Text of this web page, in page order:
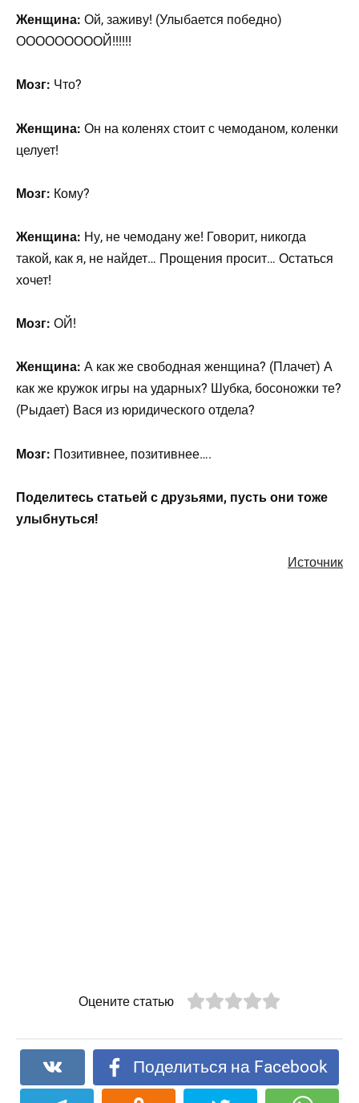
Женщина: Ой, заживу! (Улыбается победно)
ОООООООООЙ!!!!!!
Мозг: Что?
Женщина: Он на коленях стоит с чемоданом, коленки
целует!
Мозг: Кому?
Женщина: Ну, не чемодану же! Говорит, никогда
такой, как я, не найдет… Прощения просит… Остаться
хочет!
Мозг: ОЙ!
Женщина: А как же свободная женщина? (Плачет) А
как же кружок игры на ударных? Шубка, босоножки те?
(Рыдает) Вася из юридического отдела?
Мозг: Позитивнее, позитивнее….
Поделитесь статьей с друзьями, пусть они тоже
улыбнуться!
Источник
Оцените статью
Поделиться на Facebook